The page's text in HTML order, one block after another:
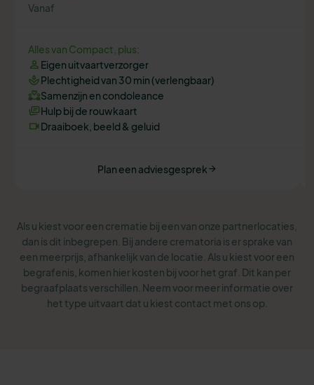
Vanaf
Alles van Compact, plus:
Eigen uitvaartverzorger
Plechtigheid van 30 min (verlengbaar)
Samenzijn en condoleance
Hulp bij de rouwkaart
Draaiboek, beeld & geluid
Plan een adviesgesprek
Als u kiest voor een crematie bij een van onze partnerlocaties,
dan is dit inbegrepen. Bij andere crematoria is er sprake van
een meerprijs, afhankelijk van de locatie. Als u kiest voor een
begrafenis, komen hier kosten bij voor het graf. Dit kan per
begraafplaats verschillen. Neem voor meer informatie over
het type uitvaart dat u kiest contact met ons op.